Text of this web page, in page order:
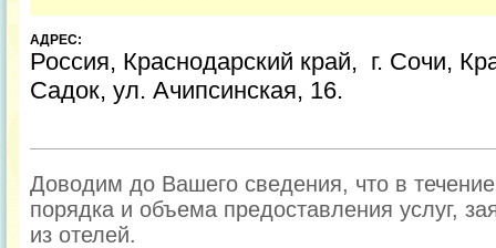
АДРЕС:
Россия, Краснодарский край, г. Сочи,
Садок, ул. Ачипсинская, 16.
Доводим до Вашего сведения, что в
порядка и объема предоставления услуг,
из отелей.